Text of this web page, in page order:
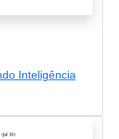
Inteligência